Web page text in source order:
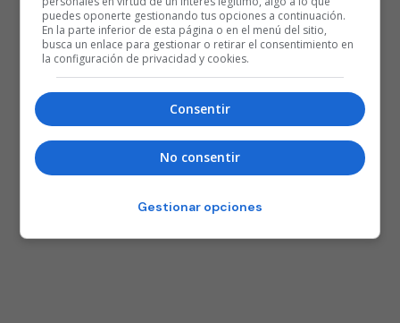
puedes oponerte gestionando tus opciones a continuación.
En la parte inferior de esta página o en el menú del sitio,
busca un enlace para gestionar o retirar el consentimiento en
la configuración de privacidad y cookies.
Consentir
No consentir
Gestionar opciones